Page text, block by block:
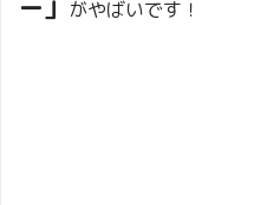
ー」 がやばいです！